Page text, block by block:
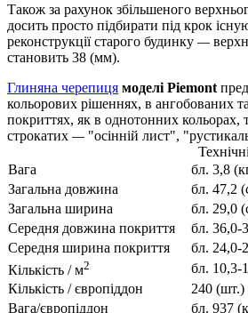
Також за рахунок збільшеного
досить просто підбирати під крок
реконструкції старого будинку —
становить 38 (мм).
Глиняна черепиця моделі Piemont
кольорових рішеннях, в ангобованих
покриттях, як в однотонних кольорах,
строкатих — "осінній лист",
Вага
бл. 3,8
Загальна довжина
бл. 47,2
Загальна ширина
бл. 29,0
Середня довжина покриття
бл. 36,0-
Середня ширина покриття
бл. 24,0-
Кількість / м2
бл. 10,3-
Кількість / європіддон
240 (шт.)
Вага/європіддон
бл. 937